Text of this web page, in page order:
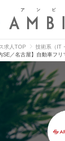
求人TOP 技術系（IT
SE／名古屋】自動車フ